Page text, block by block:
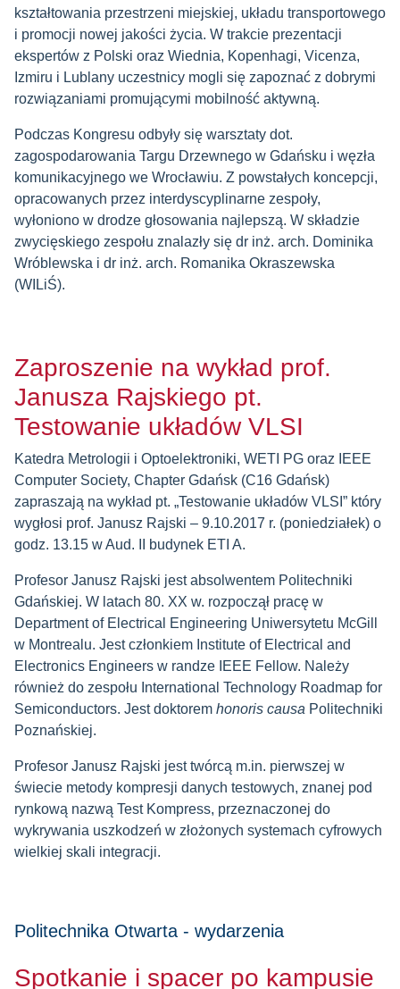
kształtowania przestrzeni miejskiej, układu transportowego
i promocji nowej jakości życia. W trakcie prezentacji
ekspertów z Polski oraz Wiednia, Kopenhagi, Vicenza,
Izmiru i Lublany uczestnicy mogli się zapoznać z dobrymi
rozwiązaniami promującymi mobilność aktywną.
Podczas Kongresu odbyły się warsztaty dot.
zagospodarowania Targu Drzewnego w Gdańsku i węzła
komunikacyjnego we Wrocławiu. Z powstałych koncepcji,
opracowanych przez interdyscyplinarne zespoły,
wyłoniono w drodze głosowania najlepszą. W składzie
zwycięskiego zespołu znalazły się dr inż. arch. Dominika
Wróblewska i dr inż. arch. Romanika Okraszewska
(WILiŚ).
Zaproszenie na wykład prof.
Janusza Rajskiego pt.
Testowanie układów VLSI
Katedra Metrologii i Optoelektroniki, WETI PG oraz IEEE
Computer Society, Chapter Gdańsk (C16 Gdańsk)
zapraszają na wykład pt. „Testowanie układów VLSI” który
wygłosi prof. Janusz Rajski – 9.10.2017 r. (poniedziałek) o
godz. 13.15 w Aud. II budynek ETI A.
Profesor Janusz Rajski jest absolwentem Politechniki
Gdańskiej. W latach 80. XX w. rozpoczął pracę w
Department of Electrical Engineering Uniwersytetu McGill
w Montrealu. Jest członkiem Institute of Electrical and
Electronics Engineers w randze IEEE Fellow. Należy
również do zespołu International Technology Roadmap for
Semiconductors. Jest doktorem honoris causa Politechniki
Poznańskiej.
Profesor Janusz Rajski jest twórcą m.in. pierwszej w
świecie metody kompresji danych testowych, znanej pod
rynkową nazwą Test Kompress, przeznaczonej do
wykrywania uszkodzeń w złożonych systemach cyfrowych
wielkiej skali integracji.
Politechnika Otwarta - wydarzenia
Spotkanie i spacer po kampusie